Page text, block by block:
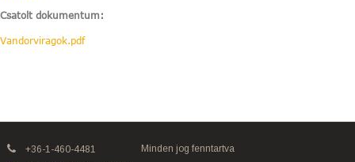
Csatolt dokumentum:
Vandorviragok.pdf
+36-1-460-4481
Minden jog fenntartva